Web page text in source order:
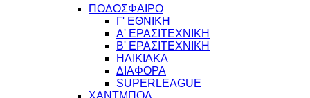
ΠΟΔΟΣΦΑΙΡΟ
Γ' ΕΘΝΙΚΗ
Α' ΕΡΑΣΙΤΕΧΝΙΚΗ
Β' ΕΡΑΣΙΤΕΧΝΙΚΗ
ΗΛΙΚΙΑΚΑ
ΔΙΑΦΟΡΑ
SUPERLEAGUE
ΧΑΝΤΜΠΟΛ